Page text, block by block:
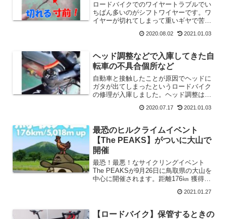
ロードバイクでのワイヤートラブルでい
ちばん多いのがシフトワイヤーです。ワ
イヤーが切れてしまって重いギヤで苦労
す。ワイヤートラブルには前兆がありま
兆を知れば前もって交換できます。どう
いう症状なのか？解説します。
2020.08.02 2021.01.03
ヘッド調整などで入庫してきた自
転車の不具合個所など
自動車と接触したことが原因でヘッドに
ガタが出てしまったというロードバイク
の修理が入庫しました。ヘッド調整はさ
点検すると様々な不具合が・・・。
2020.07.17 2021.01.03
最恐のヒルクライムイベント
【The PEAKS】がついに大山で
開催
最恐！最悪！なサイクリングイベント
The PEAKSが9月26日に鳥取県の大山を
中心に開催されます。距離176㎞ 獲得標
2021.01.27
【ロードバイク】保管するときの